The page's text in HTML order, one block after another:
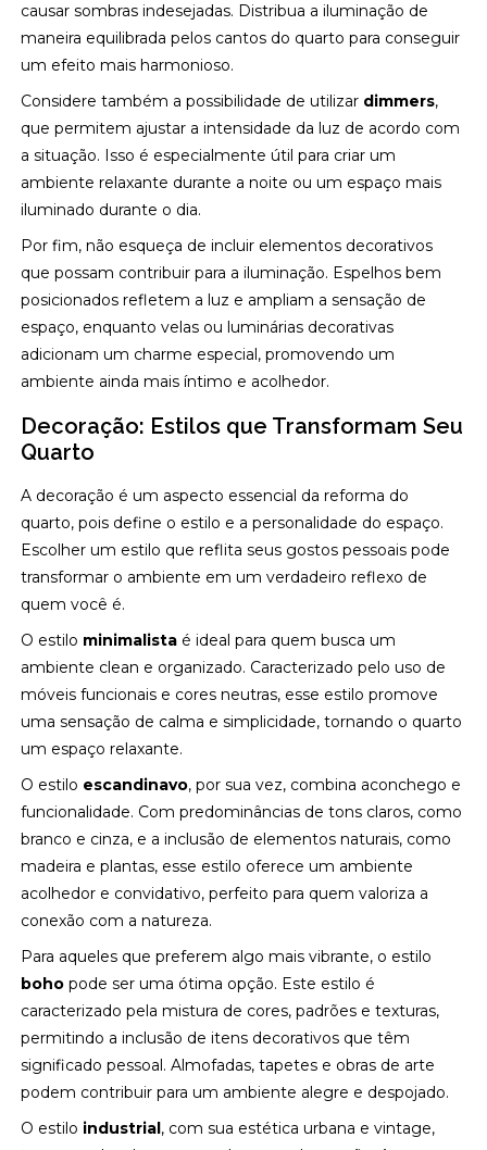
causar sombras indesejadas. Distribua a iluminação de
maneira equilibrada pelos cantos do quarto para conseguir
um efeito mais harmonioso.
Considere também a possibilidade de utilizar dimmers,
que permitem ajustar a intensidade da luz de acordo com
a situação. Isso é especialmente útil para criar um
ambiente relaxante durante a noite ou um espaço mais
iluminado durante o dia.
Por fim, não esqueça de incluir elementos decorativos
que possam contribuir para a iluminação. Espelhos bem
posicionados refletem a luz e ampliam a sensação de
espaço, enquanto velas ou luminárias decorativas
adicionam um charme especial, promovendo um
ambiente ainda mais íntimo e acolhedor.
Decoração: Estilos que Transformam Seu
Quarto
A decoração é um aspecto essencial da reforma do
quarto, pois define o estilo e a personalidade do espaço.
Escolher um estilo que reflita seus gostos pessoais pode
transformar o ambiente em um verdadeiro reflexo de
quem você é.
O estilo minimalista é ideal para quem busca um
ambiente clean e organizado. Caracterizado pelo uso de
móveis funcionais e cores neutras, esse estilo promove
uma sensação de calma e simplicidade, tornando o quarto
um espaço relaxante.
O estilo escandinavo, por sua vez, combina aconchego e
funcionalidade. Com predominâncias de tons claros, como
branco e cinza, e a inclusão de elementos naturais, como
madeira e plantas, esse estilo oferece um ambiente
acolhedor e convidativo, perfeito para quem valoriza a
conexão com a natureza.
Para aqueles que preferem algo mais vibrante, o estilo
boho pode ser uma ótima opção. Este estilo é
caracterizado pela mistura de cores, padrões e texturas,
permitindo a inclusão de itens decorativos que têm
significado pessoal. Almofadas, tapetes e obras de arte
podem contribuir para um ambiente alegre e despojado.
O estilo industrial, com sua estética urbana e vintage,